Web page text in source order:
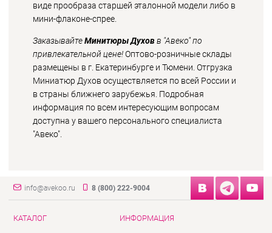
виде прообраза старшей эталонной модели либо в
мини-флаконе-спрее.
ЗаказывайтеМинитюры Духов в "Авеко" по
привлекательной цене!Оптово-розничные склады
размещены в г. Екатеринбурге и Тюмени. Отгрузка
Миниатюр Духов осуществляется по всей России и
в страны ближнего зарубежья. Подробная
информация по всем интересующим вопросам
доступна у вашего персонального специалиста
"Авеко".
info@avekoo.ru 8 (800) 222-9004
КАТАЛОГ ИНФОРМАЦИЯ